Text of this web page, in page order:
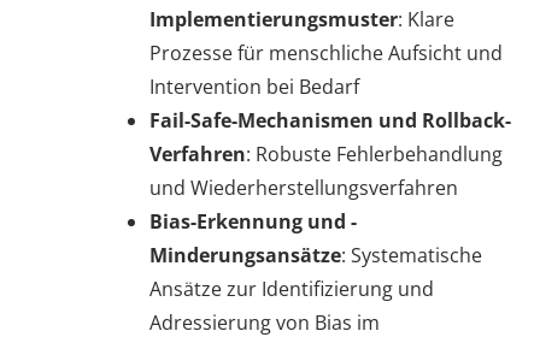
Implementierungsmuster: Klare
Prozesse für menschliche Aufsicht und
Intervention bei Bedarf
Fail-Safe-Mechanismen und Rollback-
Verfahren: Robuste Fehlerbehandlung
und Wiederherstellungsverfahren
Bias-Erkennung und -
Minderungsansätze: Systematische
Ansätze zur Identifizierung und
Adressierung von Bias im